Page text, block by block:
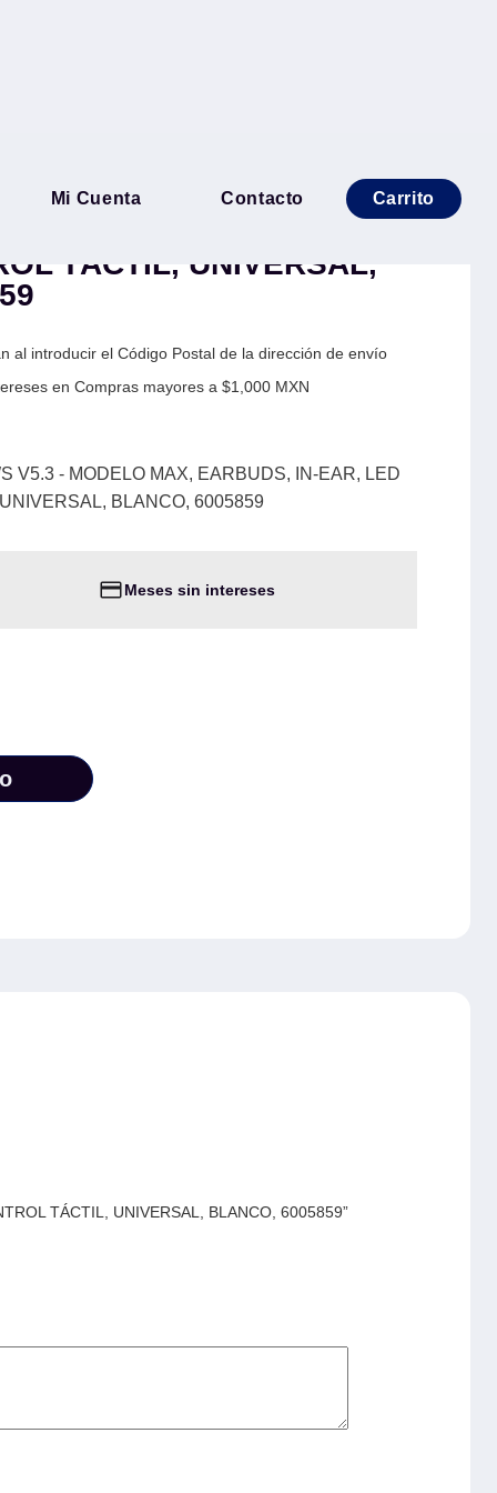
Mi Cuenta Contacto Carrito
TWS V5.3 -
IN-EAR, LED
TÁCTIL, UNIVERSAL,
al introducir el Código Postal de la dirección de envío
en Compras mayores a $1,000 MXN
V5.3 - MODELO MAX, EARBUDS, IN-EAR, LED
BLANCO, 6005859
Meses sin intereses
TÁCTIL, UNIVERSAL, BLANCO, 6005859”